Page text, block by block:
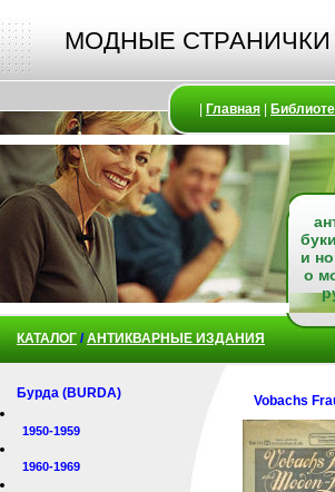
МОДНЫЕ СТРАНИЧКИ
Главная
и
о
КАТАЛОГ /АНТИКВАРНЫЕ ИЗДАНИЯ
Бурда (BURDA)
1950-1959
1960-1969
Vobachs